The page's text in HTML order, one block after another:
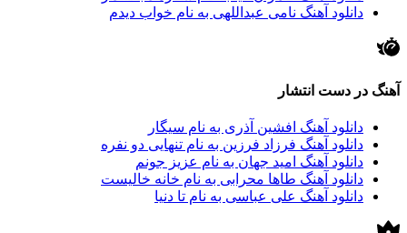
دانلود آهنگ نامی عبداللهی به نام خواب دیدم
آهنگ در دست انتشار
دانلود آهنگ افشین آذری به نام سیگار
دانلود آهنگ فرزاد فرزین به نام تنهایی دو نفره
دانلود آهنگ امید جهان به نام عزیز جونم
دانلود آهنگ طاها محرابی به نام خانه خالیست
دانلود آهنگ علی عباسی به نام تا دنیا